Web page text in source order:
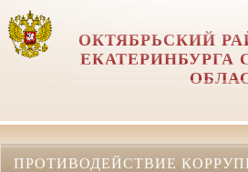
ОКТЯБРЬСКИЙ
ЕКАТЕРИНБУРГА
ПРОТИВОДЕЙСТВИЕ